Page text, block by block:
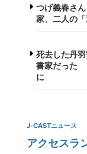
つげ義春さ
家、二人の
死去した丹
書家だった
に
J-CASTニュース
アクセスラ